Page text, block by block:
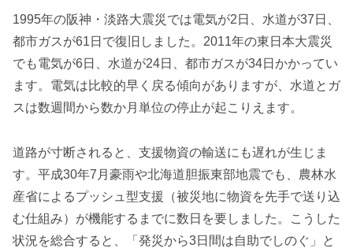
1995年の阪神・淡路大震災では電気が2日、水道が37日、
都市ガスが61日で復旧しました。2011年の東日本大震災
でも電気が6日、水道が24日、都市ガスが34日かかってい
ます。電気は比較的早く戻る傾向がありますが、水道とガ
スは数週間から数か月単位の停止が起こりえます。
道路が寸断されると、支援物資の輸送にも遅れが生じま
す。平成30年7月豪雨や北海道胆振東部地震でも、農林水
産省によるプッシュ型支援（被災地に物資を先手で送り込
む仕組み）が機能するまでに数日を要しました。こうした
状況を総合すると、「発災から3日間は自助でしのぐ」と